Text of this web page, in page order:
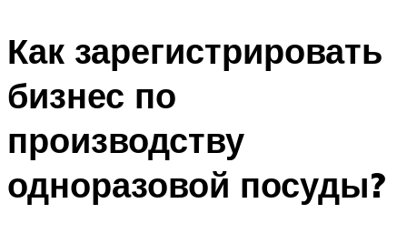
Как зарегистрировать
бизнес по
производству
одноразовой посуды?